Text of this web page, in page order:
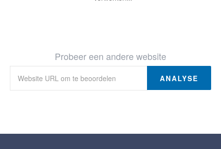
Probeer een andere website
ANALYSE